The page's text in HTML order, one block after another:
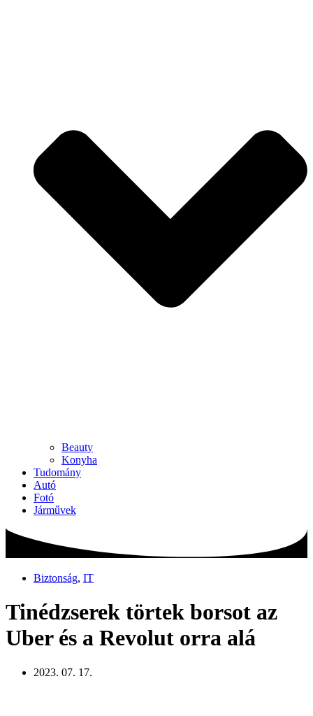
Beauty
Konyha
Tudomány
Autó
Fotó
Járművek
Biztonság, IT
Tinédzserek törtek borsot az
Uber és a Revolut orra alá
2023. 07. 17.